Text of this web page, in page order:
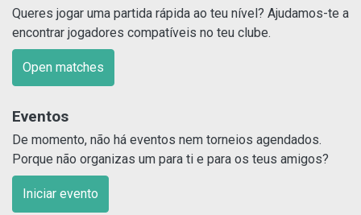
Queres jogar uma partida rápida ao teu nível? Ajudamos-te a
encontrar jogadores compatíveis no teu clube.
Open matches
Eventos
De momento, não há eventos nem torneios agendados.
Porque não organizas um para ti e para os teus amigos?
Iniciar evento